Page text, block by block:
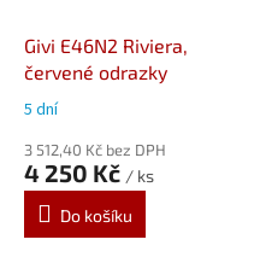
Givi E46N2 Riviera,
červené odrazky
5 dní
3 512,40 Kč bez DPH
4 250 Kč / ks
Do košíku